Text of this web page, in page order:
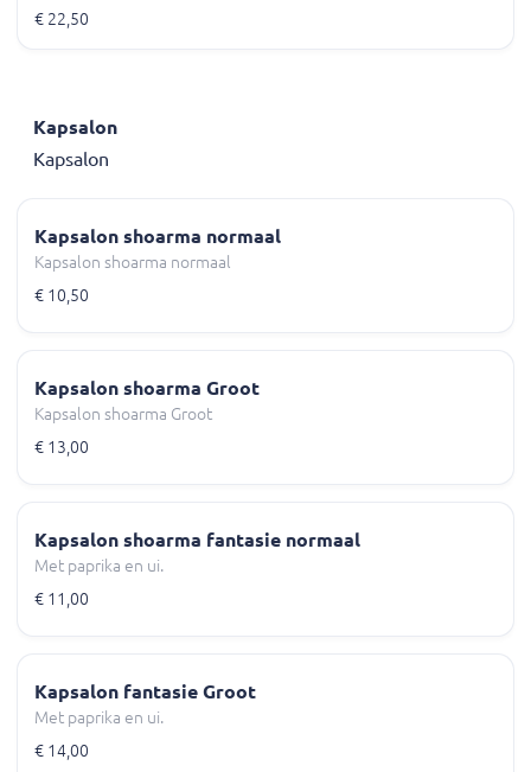
€ 22,50
Kapsalon
Kapsalon
Kapsalon shoarma normaal
Kapsalon shoarma normaal
€ 10,50
Kapsalon shoarma Groot
Kapsalon shoarma Groot
€ 13,00
Kapsalon shoarma fantasie normaal
Met paprika en ui.
€ 11,00
Kapsalon fantasie Groot
Met paprika en ui.
€ 14,00